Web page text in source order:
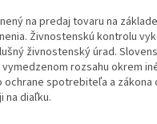
na predaj tovaru na základe
Živnostenskú kontrolu
živnostenský úrad.
rozsahu okrem
ochrane spotrebiteľa a zákona
diaľku.